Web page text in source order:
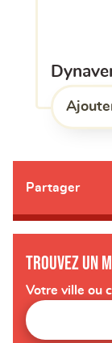
l'une
Partager
Trouvez un
Votre ville ou